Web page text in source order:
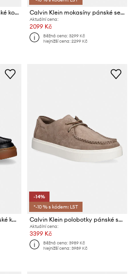
Calvin Klein Mokasíny pánské kožené ESS RUBBER LOAFER HW PLAQ VA LTH Calvin Klein mokasíny pánské semišové LOW PROF LOAFER SU
Aktuální cena:
2099 Kč
Běžná cena:3299 Kč
Nejnižší cena:2299 Kč
Calvin Klein Polobotky pánské kožené HYBRID CLEAN APRON TUM LTH
-14%
*-10 % s kódem: LST
Calvin Klein polobotky pánské semišové HYBRID CLEAN APRON SU
Aktuální cena:
3399 Kč
Běžná cena:3989 Kč
Nejnižší cena:3989 Kč